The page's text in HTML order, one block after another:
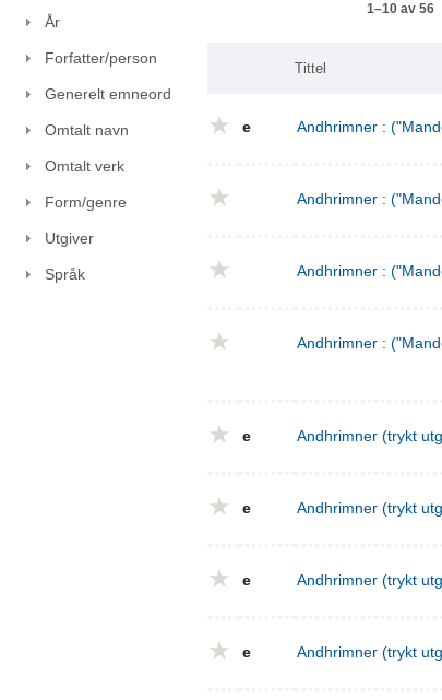
År
Forfatter/person
Generelt emneord
Omtalt navn
Omtalt verk
Form/genre
Utgiver
Språk
1–10 av 56
Tittel
e Andhrimner :
Andhrimner :
Andhrimner :
Andhrimner :
e Andhrimner (trykt
e Andhrimner (trykt
e Andhrimner (trykt
e Andhrimner (trykt